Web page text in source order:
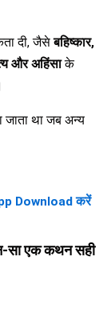
दी, जैसेबहिष्कार,
और अहिंसाके
जाता था जब अन्य
Download करें
सा एक कथन सही